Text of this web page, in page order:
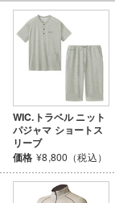
WIC.トラベル ニット
パジャマ ショートス
リーブ
価格 ¥8,800（税込）